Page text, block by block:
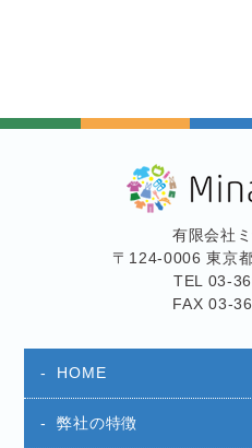
有限会社
〒124-0006 東京
TEL 03-
FAX 03-
HOME
弊社の特徴